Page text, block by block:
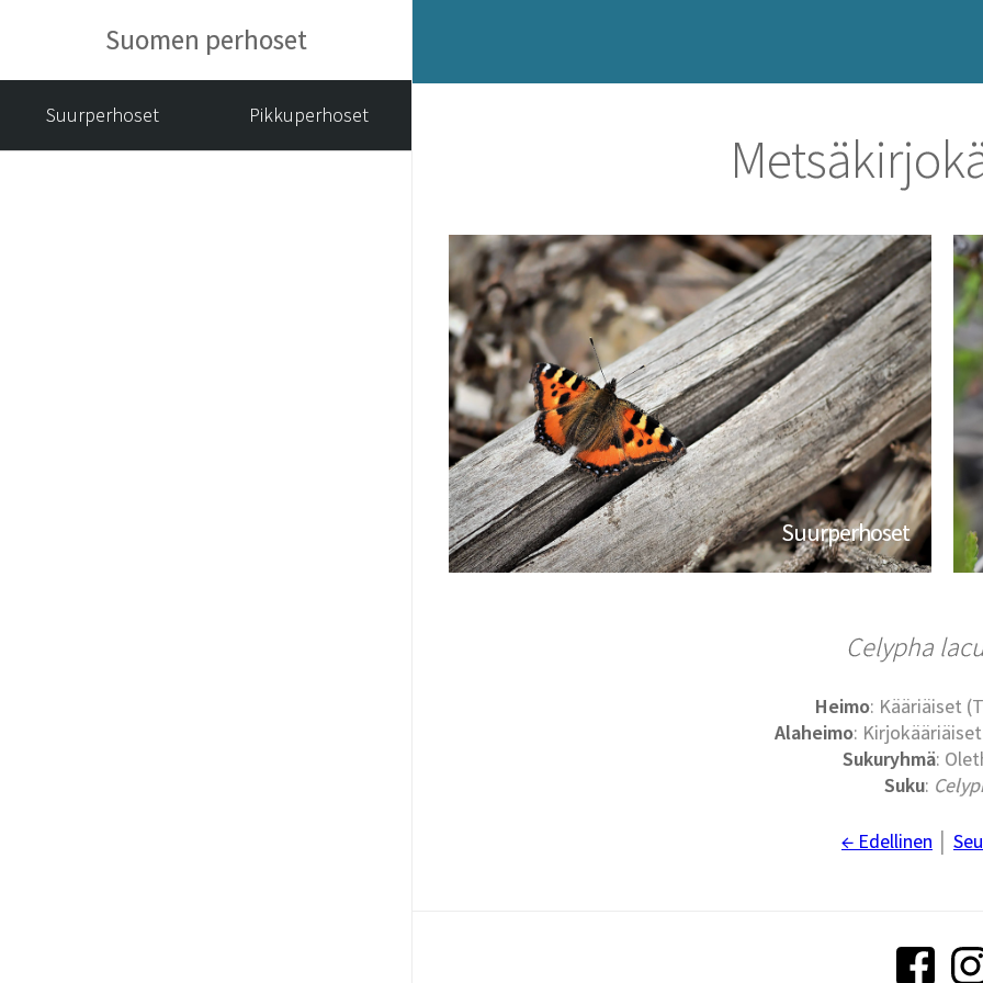
Suomen perhoset
Suurperhoset Pikkuperhoset
Suurperhoset
Celypha
Heimo: Kääriäiset
Alaheimo:
Sukuryhmä:
Suku:
← Edellinen